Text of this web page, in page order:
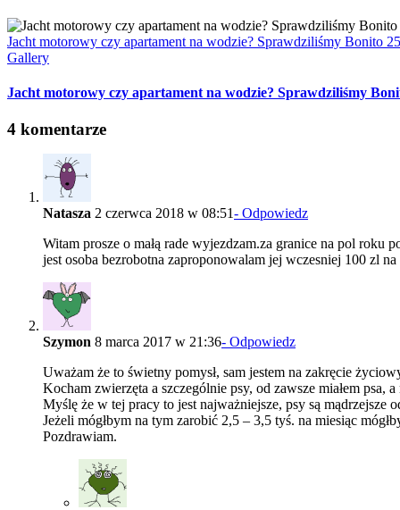
Jacht motorowy czy apartament na wodzie? Sprawdziliśmy Bonito 25
Gallery
Jacht motorowy czy apartament na wodzie? Sprawdziliśmy
4 komentarze
Natasza 2 czerwca 2018 w 08:51- Odpowiedz
Witam prosze o małą rade wyjezdzam.za granice na pol
jest osoba bezrobotna zaproponowalam jej wczesniej 100 zl
Szymon 8 marca 2017 w 21:36- Odpowiedz
Uważam że to świetny pomysł, sam jestem na zakręcie
Kocham zwierzęta a szczególnie psy, od zawsze miałem psa,
Myślę że w tej pracy to jest najważniejsze, psy są mądrzejsze
Jeżeli mógłbym na tym zarobić 2,5 – 3,5 tyś. na miesiąc
Pozdrawiam.